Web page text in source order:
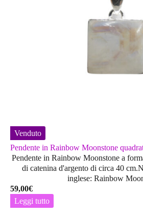
Venduto
Pendente in Rainbow Moonstone
Pendente in Rainbow Moonstone a
di catenina d'argento di circa 40
inglese: Rainbow
59,00€
Leggi tutto